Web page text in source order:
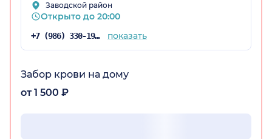
обл.)
Заводской район
Открыто до 20:00
+7 (986) 330-19-27 показать
Забор крови на дому
от 1 500 ₽